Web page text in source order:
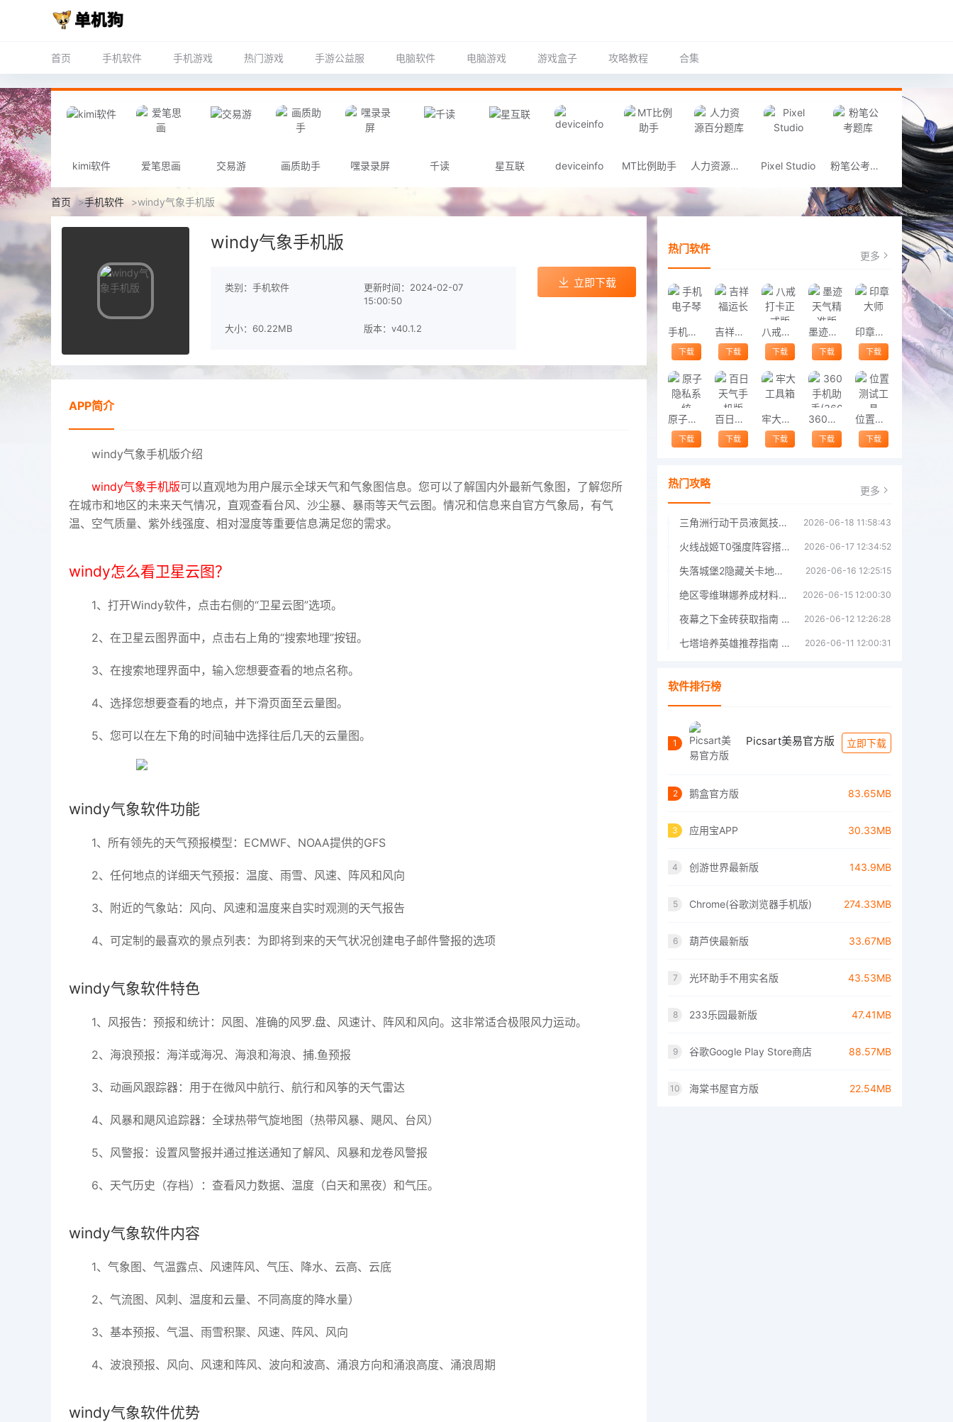
首页 手机软件 手机游戏 热门游戏 手游公益服 电脑软件 电脑游戏 游戏盒子 攻略教程 合集
kimi软件 爱笔思画 交易游 画质助手 嘿录录屏 千读 星互联 deviceinfo MT比例助手 人力资源百分题库 Pixel Studio 粉笔公考题库
首页 >手机软件 >windy气象手机版
windy气象手机版
类别：手机软件
更新时间：2024-02-07
15:00:50
大小：60.22MB 版本：v40.1.2
立即下载
APP简介
windy气象手机版介绍
windy气象手机版可以直观地为用户展示全球天气和气象图信息。您可以了解国内外最新气象图，了解您所
在城市和地区的未来天气情况，直观查看台风、沙尘暴、暴雨等天气云图。情况和信息来自官方气象局，有气
温、空气质量、紫外线强度、相对湿度等重要信息满足您的需求。
windy怎么看卫星云图？
1、打开Windy软件，点击右侧的“卫星云图”选项。
2、在卫星云图界面中，点击右上角的“搜索地理”按钮。
3、在搜索地理界面中，输入您想要查看的地点名称。
4、选择您想要查看的地点，并下滑页面至云量图。
5、您可以在左下角的时间轴中选择往后几天的云量图。
windy气象软件功能
1、所有领先的天气预报模型：ECMWF、NOAA提供的GFS
2、任何地点的详细天气预报：温度、雨雪、风速、阵风和风向
3、附近的气象站：风向、风速和温度来自实时观测的天气报告
4、可定制的最喜欢的景点列表：为即将到来的天气状况创建电子邮件警报的选项
windy气象软件特色
1、风报告：预报和统计：风图、准确的风罗.盘、风速计、阵风和风向。这非常适合极限风力运动。
2、海浪预报：海洋或海况、海浪和海浪、捕.鱼预报
3、动画风跟踪器：用于在微风中航行、航行和风筝的天气雷达
4、风暴和飓风追踪器：全球热带气旋地图（热带风暴、飓风、台风）
5、风警报：设置风警报并通过推送通知了解风、风暴和龙卷风警报
6、天气历史（存档）：查看风力数据、温度（白天和黑夜）和气压。
windy气象软件内容
1、气象图、气温露点、风速阵风、气压、降水、云高、云底
2、气流图、风刺、温度和云量、不同高度的降水量）
3、基本预报、气温、雨雪积聚、风速、阵风、风向
4、波浪预报、风向、风速和阵风、波向和波高、涌浪方向和涌浪高度、涌浪周期
windy气象软件优势
热门软件 更多
手机电子琴
下载
吉祥福运长
下载
八戒打卡正式版
下载
墨迹天气精准版
下载
印章大师
下载
原子隐私系统
下载
百日天气手机版
下载
牢大工具箱
下载
360手机助手(360手机管家)
下载
位置测试工具
下载
热门攻略 更多
三角洲行动干员液氮技能效果详解 三角洲行动干员液氮技能介绍 2026-06-18 11:58:43
火线战姬T0强度阵容搭配推荐 火线战姬T0强度阵容哪个好 2026-06-17 12:34:52
失落城堡2隐藏关卡地图解锁指南 2026-06-16 12:25:15
绝区零维琳娜养成材料汇总指南 2026-06-15 12:00:30
夜幕之下金砖获取指南 夜幕之下金砖获取方法 2026-06-12 12:26:28
七塔培养英雄推荐指南 七塔培养哪个英雄好 2026-06-11 12:00:31
软件排行榜
1 Picsart美易官方版 立即下载
2 鹅盒官方版 83.65MB
3 应用宝APP 30.33MB
4 创游世界最新版 143.9MB
5 Chrome(谷歌浏览器手机版) 274.33MB
6 葫芦侠最新版 33.67MB
7 光环助手不用实名版 43.53MB
8 233乐园最新版 47.41MB
9 谷歌Google Play Store商店 88.57MB
10 海棠书屋官方版 22.54MB